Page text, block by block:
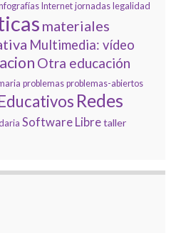
Internet jornadas legalidad
materiales
Multimedia: vídeo
Otra educación
problemas problemas-abiertos
Redes
Software Libretaller